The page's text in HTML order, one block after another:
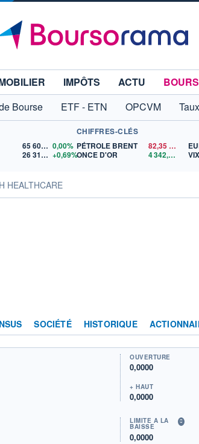
IMPÔTS ACTU
Bourse ETF - ETN OPCVM Taux
65 606,71 0,00%
26 319,45 +0,69%
CHIFFRES-CLÉS
PÉTROLE BRENT
82,35$US
ONCE D'OR
4 342,26 $US
HEALTHCARE
SOCIÉTÉ HISTORIQUE
OUVERTURE
0,0000
+ HAUT
0,0000
LIMITE À LA
BAISSE
0,0000